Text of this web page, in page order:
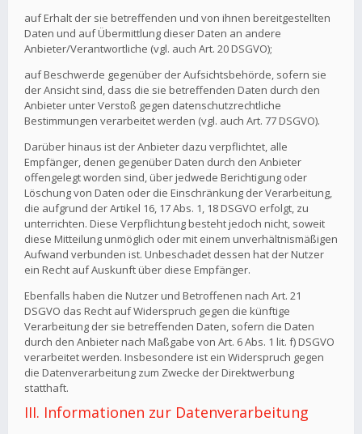
auf Erhalt der sie betreffenden und von ihnen bereitgestellten
Daten und auf Übermittlung dieser Daten an andere
Anbieter/Verantwortliche (vgl. auch Art. 20 DSGVO);
auf Beschwerde gegenüber der Aufsichtsbehörde, sofern sie
der Ansicht sind, dass die sie betreffenden Daten durch den
Anbieter unter Verstoß gegen datenschutzrechtliche
Bestimmungen verarbeitet werden (vgl. auch Art. 77 DSGVO).
Darüber hinaus ist der Anbieter dazu verpflichtet, alle
Empfänger, denen gegenüber Daten durch den Anbieter
offengelegt worden sind, über jedwede Berichtigung oder
Löschung von Daten oder die Einschränkung der Verarbeitung,
die aufgrund der Artikel 16, 17 Abs. 1, 18 DSGVO erfolgt, zu
unterrichten. Diese Verpflichtung besteht jedoch nicht, soweit
diese Mitteilung unmöglich oder mit einem unverhältnismäßigen
Aufwand verbunden ist. Unbeschadet dessen hat der Nutzer
ein Recht auf Auskunft über diese Empfänger.
Ebenfalls haben die Nutzer und Betroffenen nach Art. 21
DSGVO das Recht auf Widerspruch gegen die künftige
Verarbeitung der sie betreffenden Daten, sofern die Daten
durch den Anbieter nach Maßgabe von Art. 6 Abs. 1 lit. f) DSGVO
verarbeitet werden. Insbesondere ist ein Widerspruch gegen
die Datenverarbeitung zum Zwecke der Direktwerbung
statthaft.
III. Informationen zur Datenverarbeitung